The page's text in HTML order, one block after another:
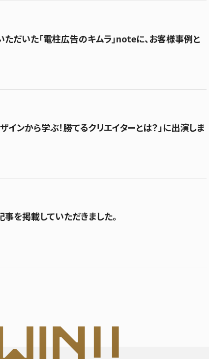
だいた「電柱広告のキムラ」noteに、お客様事例と
インから学ぶ！勝てるクリエイターとは？」に出演しま
を掲載していただきました。